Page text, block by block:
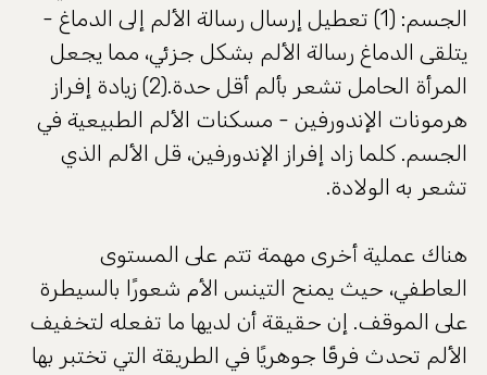
الجسم: (1) تعطيل إرسال رسالة الألم إلى الدماغ -
يتلقى الدماغ رسالة الألم بشكل جزئي، مما يجعل
المرأة الحامل تشعر بألم أقل حدة.(2) زيادة إفراز
هرمونات الإندورفين - مسكنات الألم الطبيعية في
الجسم. كلما زاد إفراز الإندورفين، قل الألم الذي
تشعر به الولادة.
هناك عملية أخرى مهمة تتم على المستوى
العاطفي، حيث يمنح التينس الأم شعورًا بالسيطرة
على الموقف. إن حقيقة أن لديها ما تفعله لتخفيف
الألم تحدث فرقًا جوهريًا في الطريقة التي تختبر بها